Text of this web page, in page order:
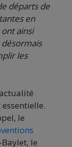
départs de
en
ainsi
les
le
le